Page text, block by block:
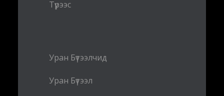
Түрээс
Уран Бүтээлчид
Уран Бүтээл